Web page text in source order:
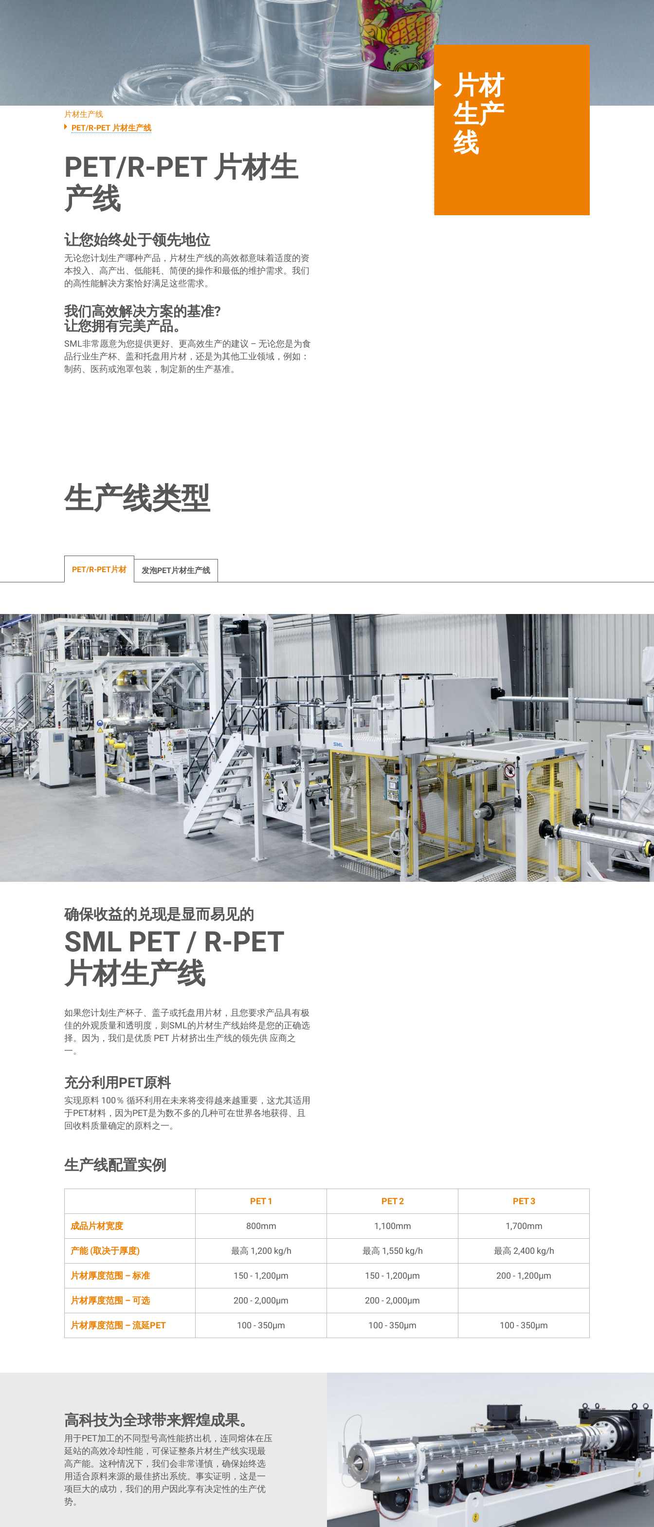
片材
生产
线
片材生产线
PET/R-PET 片材生产线
PET/R-PET 片材生
产线
让您始终处于领先地位
无论您计划生产哪种产品，片材生产线的高效都意味着适度的资
本投入、高产出、低能耗、简便的操作和最低的维护需求。我们
的高性能解决方案恰好满足这些需求。
我们高效解决方案的基准?
让您拥有完美产品。
SML非常愿意为您提供更好、更高效生产的建议 – 无论您是为食
品行业生产杯、盖和托盘用片材，还是为其他工业领域，例如：
制药、医药或泡罩包装，制定新的生产基准。
生产线类型
PET/R-PET片材 发泡PET片材生产线
确保收益的兑现是显而易见的
SML PET / R-PET
片材生产线
如果您计划生产杯子、盖子或托盘用片材，且您要求产品具有极
佳的外观质量和透明度，则SML的片材生产线始终是您的正确选
择。因为，我们是优质 PET 片材挤出生产线的领先供 应商之
一。
充分利用PET原料
实现原料 100％ 循环利用在未来将变得越来越重要，这尤其适用
于PET材料，因为PET是为数不多的几种可在世界各地获得、且
回收料质量确定的原料之一。
生产线配置实例
PET 1 PET 2 PET 3
成品片材宽度 800mm 1,100mm 1,700mm
产能 (取决于厚度) 最高 1,200 kg/h 最高 1,550 kg/h 最高 2,400 kg/h
片材厚度范围 – 标准 150 - 1,200µm 150 - 1,200µm 200 - 1,200µm
片材厚度范围 – 可选 200 - 2,000µm 200 - 2,000µm
片材厚度范围 – 流延PET 100 - 350µm 100 - 350µm 100 - 350µm
高科技为全球带来辉煌成果。
用于PET加工的不同型号高性能挤出机，连同熔体在压
延站的高效冷却性能，可保证整条片材生产线实现最
高产能。这种情况下，我们会非常谨慎，确保始终选
用适合原料来源的最佳挤出系统。事实证明，这是一
项巨大的成功，我们的用户因此享有决定性的生产优
势。